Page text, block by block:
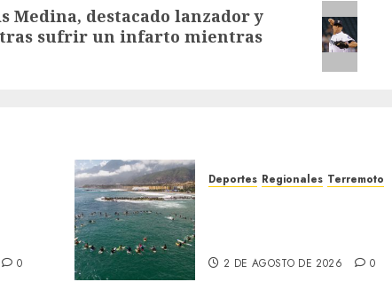
Medina, destacado lanzador y
sufrir un infarto mientras
0
Deportes Regionales Terremoto
2 DE AGOSTO DE 2026 0